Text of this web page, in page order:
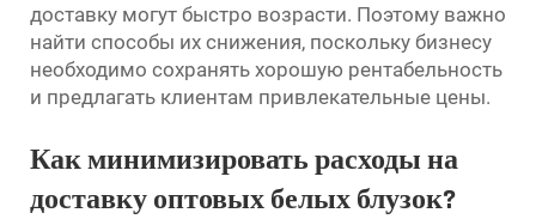
доставку могут быстро возрасти. Поэтому важно
найти способы их снижения, поскольку бизнесу
необходимо сохранять хорошую рентабельность
и предлагать клиентам привлекательные цены.
Как минимизировать расходы на
доставку оптовых белых блузок?